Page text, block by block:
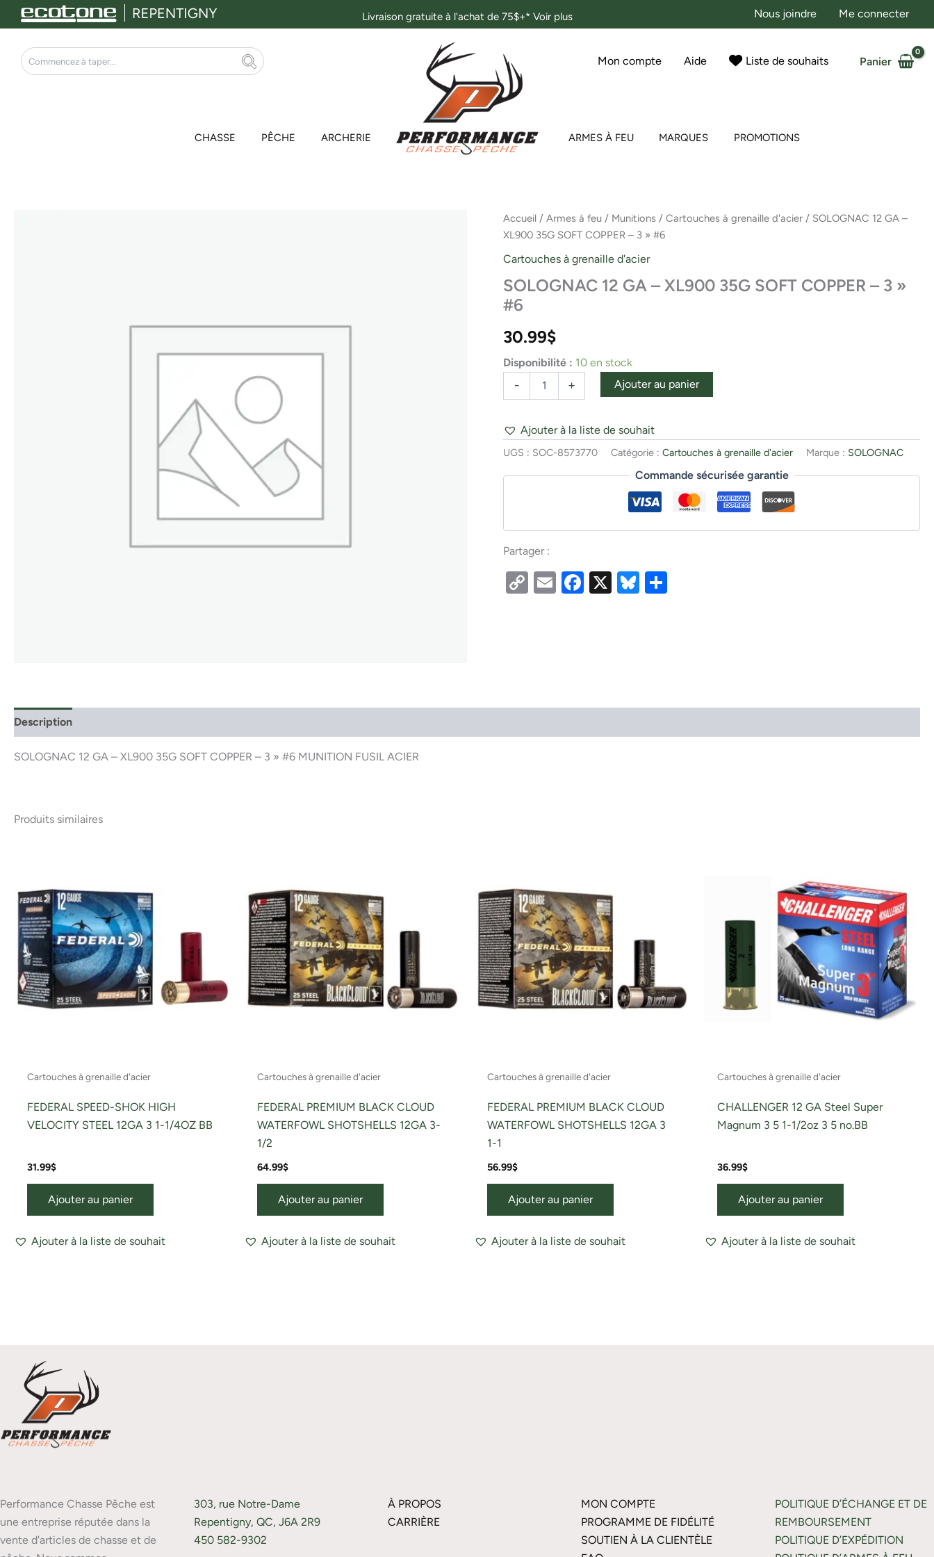
Aller
au
contenu
Livraison gratuite à l'achat de 75$+* Voir plus Nous joindre Me connecter
Rechercher
Mon compte Aide Liste de souhaits Panier
CHASSE PÊCHE ARCHERIE ARMES À FEU MARQUES PROMOTIONS
Accueil /Armes à feu / Munitions /Cartouches à grenaille d'acier / SOLOGNAC 12 GA –
XL900 35G SOFT COPPER – 3 » #6
Cartouches à grenaille d'acier
SOLOGNAC 12 GA – XL900 35G SOFT COPPER – 3 »
#6
30.99$
Disponibilité : 10 en stock
-
quantité
de
12
-
XL900
35G
COPPER
3''
+ Ajouter au panier
Ajouter à la liste de souhait
UGS : SOC-8573770 Catégorie :Cartouches à grenaille d'acier Marque : SOLOGNAC
Commande sécurisée garantie
Partager :
CopyEmailFacebook
X Bluesky
Description
SOLOGNAC 12 GA – XL900 35G SOFT COPPER – 3 » #6 MUNITION FUSIL ACIER
Produits similaires
Cartouches à grenaille d'acier
FEDERAL SPEED-SHOK HIGH
VELOCITY STEEL 12GA 3 1-1/4OZ BB
31.99$
Ajouter au panier
Ajouter à la liste de souhait
Cartouches à grenaille d'acier
FEDERAL PREMIUM BLACK CLOUD
WATERFOWL SHOTSHELLS 12GA 3-
1/2
64.99$
Ajouter au panier
Ajouter à la liste de souhait
Cartouches à grenaille d'acier
FEDERAL PREMIUM BLACK CLOUD
WATERFOWL SHOTSHELLS 12GA 3
1-1
56.99$
Ajouter au panier
Ajouter à la liste de souhait
Cartouches à grenaille d'acier
CHALLENGER 12 GA Steel Super
Magnum 3 5 1-1/2oz 3 5 no.BB
36.99$
Ajouter au panier
Ajouter à la liste de souhait
Performance Chasse Pêche est
une entreprise réputée dans la
vente d'articles de chasse et de
303, rue Notre-Dame
Repentigny, QC, J6A 2R9
450 582-9302
À PROPOS
CARRIÈRE
MON COMPTE
PROGRAMME DE FIDÉLITÉ
SOUTIEN À LA CLIENTÈLE
POLITIQUE D’ÉCHANGE ET DE
REMBOURSEMENT
POLITIQUE D’EXPÉDITION